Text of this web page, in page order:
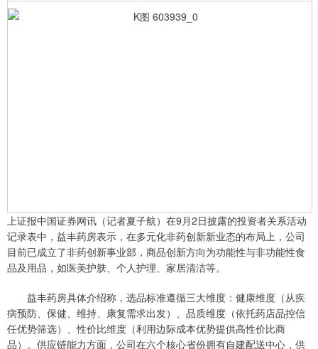
上证报中国证券网讯（记者夏子航）在9月2日披露的投资者关系活动
记录表中，益丰药房表示，在多元化非药创新新业态的布局上，公司
目前已成立了非药创新事业部，商品创新方向为功能性与非功能性食
品及用品，如医美护肤、个人护理、家居清洁等。
益丰药房具体介绍称，选品标准遵循三大维度：健康维度（从疾
病预防、保健、维持、康复需求出发）、品质维度（依托药店品控信
任优势筛选）、性价比维度（利用边际成本优势提供高性价比商
品）。供应链能力方面，公司在六个核心省份拥有自建配送中心，供